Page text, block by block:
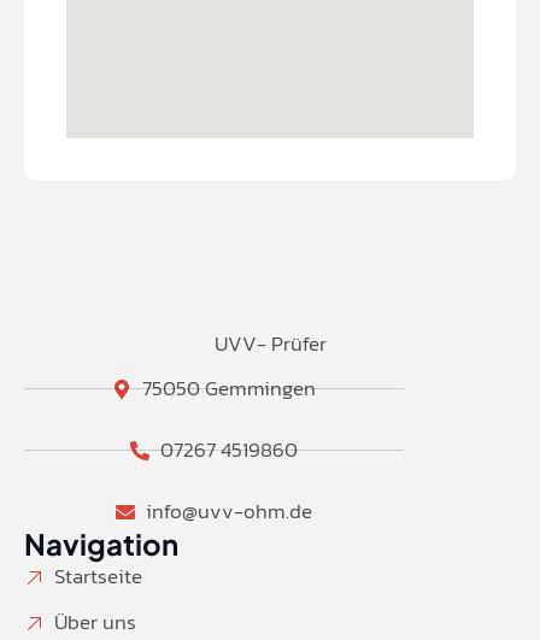
UVV- Prüfer
75050 Gemmingen
07267 4519860
info@uvv-ohm.de
Navigation
Startseite
Über uns